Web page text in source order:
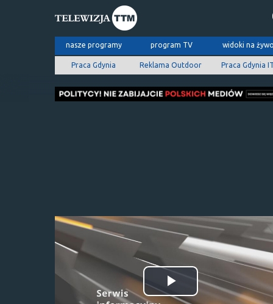
nasze programy program TV widoki na
Praca Gdynia Reklama Outdoor Praca Gdynia
Odtwórz